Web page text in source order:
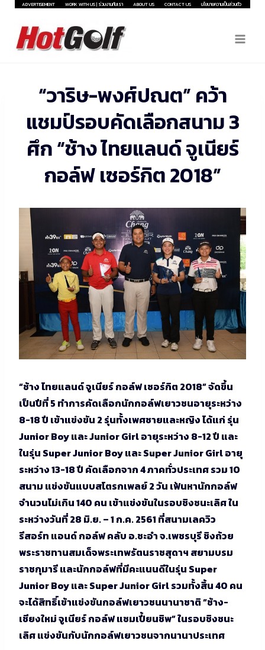
Skip
content
ADVERTISEMENT WORK WITH US | ร่วมงานกับเรา ABOUT US CONTACT US นโยบายความเป็นส่วนตัว
“วาริษ-พงศ์ปณต” คว้า
แชมป์รอบคัดเลือกสนาม 3
ศึก “ช้าง ไทยแลนด์ จูเนียร์
กอล์ฟ เซอร์กิต 2018”
“ช้าง ไทยแลนด์ จูเนียร์ กอล์ฟ เซอร์กิต 2018” จัดขึ้น
เป็นปีที่ 5 ทำการคัดเลือกนักกอล์ฟเยาวชนอายุระหว่าง
8-18 ปี เข้าแข่งขัน 2 รุ่นทั้งเพศชายและหญิง ได้แก่ รุ่น
Junior Boy และ Junior Girl อายุระหว่าง 8-12 ปี และ
ในรุ่น Super Junior Boy และ Super Junior Girl อายุ
ระหว่าง 13-18 ปี คัดเลือกจาก 4 ภาคทั่วประเทศ รวม 10
สนาม แข่งขันแบบสโตรกเพลย์ 2 วัน เฟ้นหานักกอล์ฟ
จำนวนไม่เกิน 140 คน เข้าแข่งขันในรอบชิงชนะเลิศ ใน
ระหว่างวันที่ 28 มิ.ย. – 1 ก.ค. 2561 ที่สนามเลควิว
รีสอร์ท แอนด์ กอล์ฟ คลับ อ.ชะอำ จ.เพชรบุรี ชิงถ้วย
พระราชทานสมเด็จพระเทพรัตนราชสุดาฯ สยามบรม
ราชกุมารี และนักกอล์ฟที่มีคะแนนดีในรุ่น Super
Junior Boy และ Super Junior Girl รวมทั้งสิ้น 40 คน
จะได้สิทธิ์เข้าแข่งขันกอล์ฟเยาวชนนานาชาติ “ช้าง-
เชียงใหม่ จูเนียร์ กอล์ฟ แชมเปี้ยนชิพ” ในรอบชิงชนะ
เลิศ แข่งขันกับนักกอล์ฟเยาวชนจากนานาประเทศ